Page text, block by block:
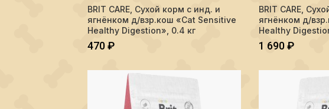
Количество BRIT CARE, Сухой корм с инд. и ягнёнком д/
В КОРЗИНУ
BRIT CARE, Сухой корм с инд. и
ягнёнком д/взр.кош «Cat Sensitive
Healthy Digestion», 0.4 кг
470₽
Количество BRIT
BRIT CARE,
ягнёнком д/
Healthy
1 690₽